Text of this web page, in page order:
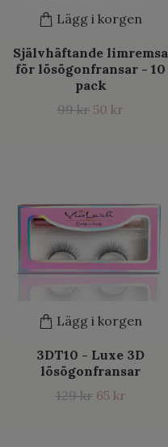
Lägg i korgen
Självhäftande limremsa
för lösögonfransar - 10
pack
99 kr 50 kr
Lägg i korgen
3DT10 - Luxe 3D
lösögonfransar
129 kr 65 kr